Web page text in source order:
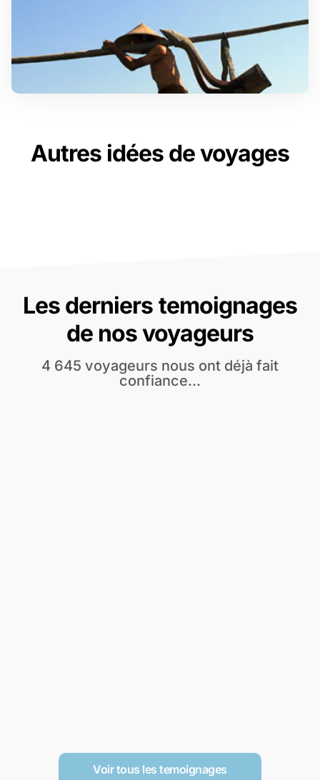
Autres idées de voyages
Les derniers temoignages
de nos voyageurs
4 645 voyageurs nous ont déjà fait
confiance...
Voir tous les temoignages